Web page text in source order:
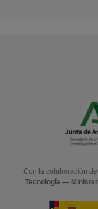
Con la colaboración
Tecnología —